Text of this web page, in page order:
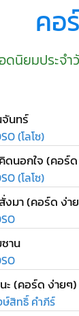
คอ
นิยมประจ
นทร์
(โลโซ)
ดนอกใจ (คอร์
(โลโซ)
งมา (คอร์ด ง่า
าน
ะ (คอร์ด ง่ายๆ)
สิทธิ์ คำภีร์